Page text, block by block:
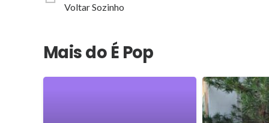
Voltar Sozinho
Mais do É Pop